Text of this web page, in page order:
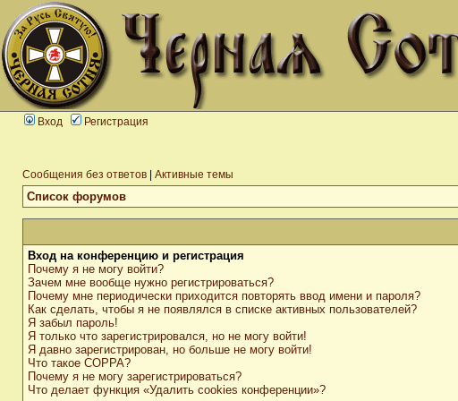
Вход Регистрация
Сообщения без ответов Активные темы
Список форумов
Вход на конференцию и регистрация
Почему я не могу войти?
Зачем мне вообще нужно регистрироваться?
Почему мне периодически приходится повторять ввод имени и пароля?
Как сделать, чтобы я не появлялся в списке активных пользователей?
Я забыл пароль!
Я только что зарегистрировался, но не могу войти!
Я давно зарегистрирован, но больше не могу войти!
Что такое COPPA?
Почему я не могу зарегистрироваться?
Что делает функция «Удалить cookies конференции»?